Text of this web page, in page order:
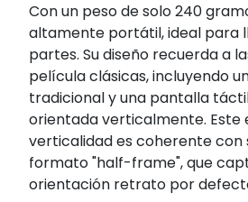
Con un peso de solo 240
altamente portátil, ideal para
partes. Su diseño recuerda a
película clásicas, incluyendo
tradicional y una pantalla
orientada verticalmente. Este
verticalidad es coherente con
formato "half-frame", que
orientación retrato por